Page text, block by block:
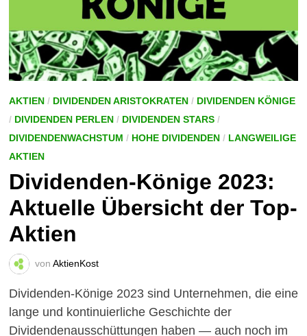
AKTIEN/ DIVIDENDEN ARISTOKRATEN/ DIVIDENDEN KÖNIGE
/ DIVIDENDEN PERLEN/ DIVIDENDEN STARS/
DIVIDENDENWACHSTUM / HOHE DIVIDENDEN/ LANGWEILIGE
AKTIEN
Dividenden-Könige 2023:
Aktuelle Übersicht der Top-
Aktien
von AktienKost
Dividenden-Könige 2023 sind Unternehmen, die eine
lange und kontinuierliche Geschichte der
Dividendenausschüttungen haben — auch noch im